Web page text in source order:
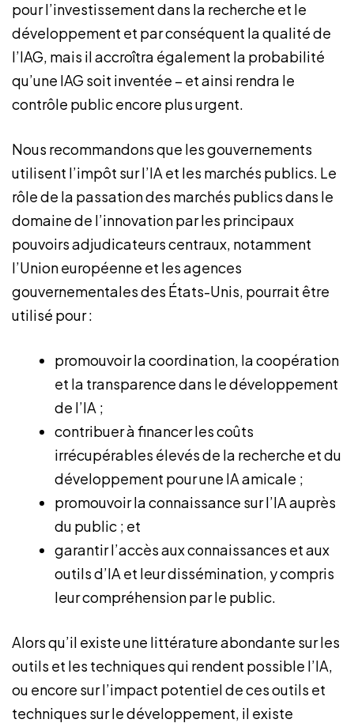
pour l’investissement dans la recherche et le
développement et par conséquent la qualité de
l’IAG, mais il accroîtra également la probabilité
qu’une IAG soit inventée – et ainsi rendra le
contrôle public encore plus urgent.
Nous recommandons que les gouvernements
utilisent l’impôt sur l’IA et les marchés publics. Le
rôle de la passation des marchés publics dans le
domaine de l’innovation par les principaux
pouvoirs adjudicateurs centraux, notamment
l’Union européenne et les agences
gouvernementales des États-Unis, pourrait être
utilisé pour :
promouvoir la coordination, la coopération
et la transparence dans le développement
de l’IA ;
contribuer à financer les coûts
irrécupérables élevés de la recherche et du
développement pour une IA amicale ;
promouvoir la connaissance sur l’IA auprès
du public ; et
garantir l’accès aux connaissances et aux
outils d’IA et leur dissémination, y compris
leur compréhension par le public.
Alors qu’il existe une littérature abondante sur les
outils et les techniques qui rendent possible l’IA,
ou encore sur l’impact potentiel de ces outils et
techniques sur le développement, il existe